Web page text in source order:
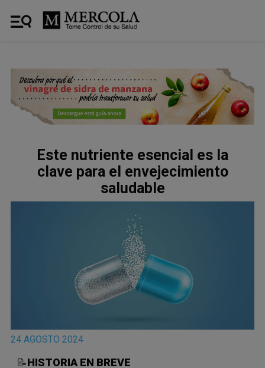
Este nutriente esencial es la
clave para el envejecimiento
saludable
24 AGOSTO 2024
📝HISTORIA EN BREVE